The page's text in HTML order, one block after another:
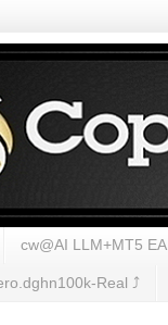
cw@AI LLM+MT5 EA
Real ⤴︎